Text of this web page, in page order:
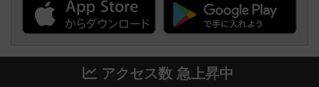
アクセス数 急上昇中